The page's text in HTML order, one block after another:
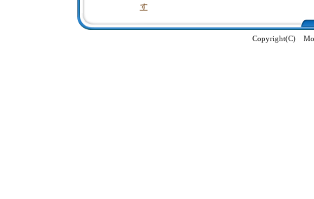
す
Copyright(C)